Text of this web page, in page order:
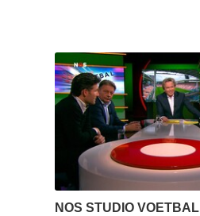
NOS STUDIO VOETBAL